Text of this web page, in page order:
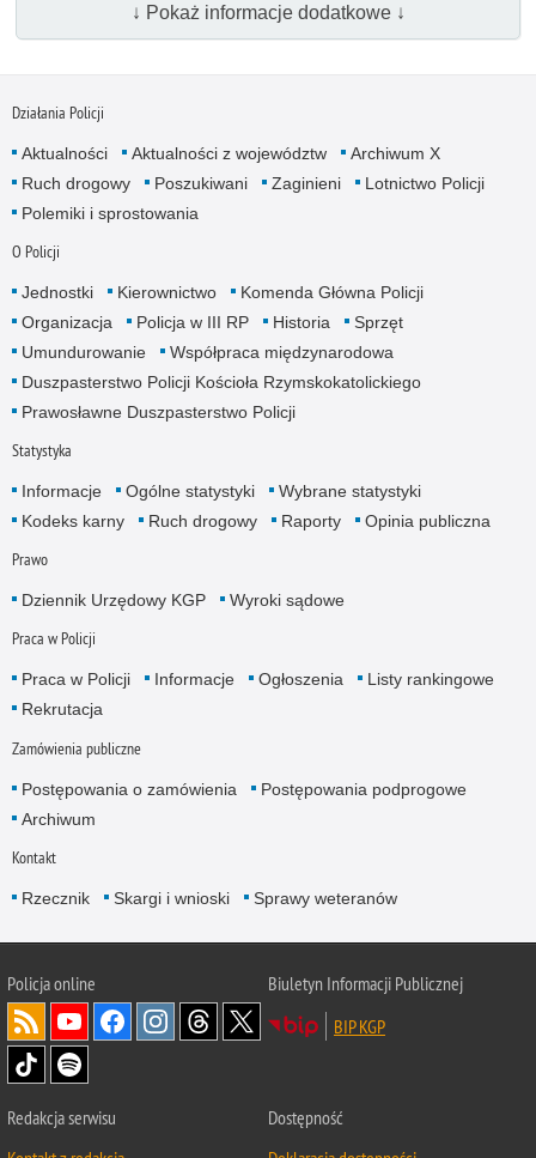
↓ Pokaż informacje dodatkowe ↓
Działania Policji
Aktualności Aktualności z województw
Archiwum X
Ruch drogowy
Poszukiwani Zaginieni
Lotnictwo Policji
Polemiki i sprostowania
O Policji
Jednostki Kierownictwo
Komenda Główna Policji
Organizacja
Policja w III RP Historia
Sprzęt
Umundurowanie
Współpraca międzynarodowa
Duszpasterstwo Policji Kościoła Rzymskokatolickiego
Prawosławne Duszpasterstwo Policji
Statystyka
Informacje Ogólne statystyki
Wybrane statystyki
Kodeks karny
Ruch drogowy Raporty Opinia publiczna
Prawo
Dziennik Urzędowy KGP Wyroki sądowe
Praca w Policji
Praca w Policji Informacje Ogłoszenia
Listy rankingowe
Rekrutacja
Zamówienia publiczne
Postępowania o zamówienia
Postępowania podprogowe
Archiwum
Kontakt
Rzecznik Skargi i wnioski Sprawy weteranów
Policjaonline
Biuletyn Informacji Publicznej
BIP KGP
Redakcja serwisu
Dostępność